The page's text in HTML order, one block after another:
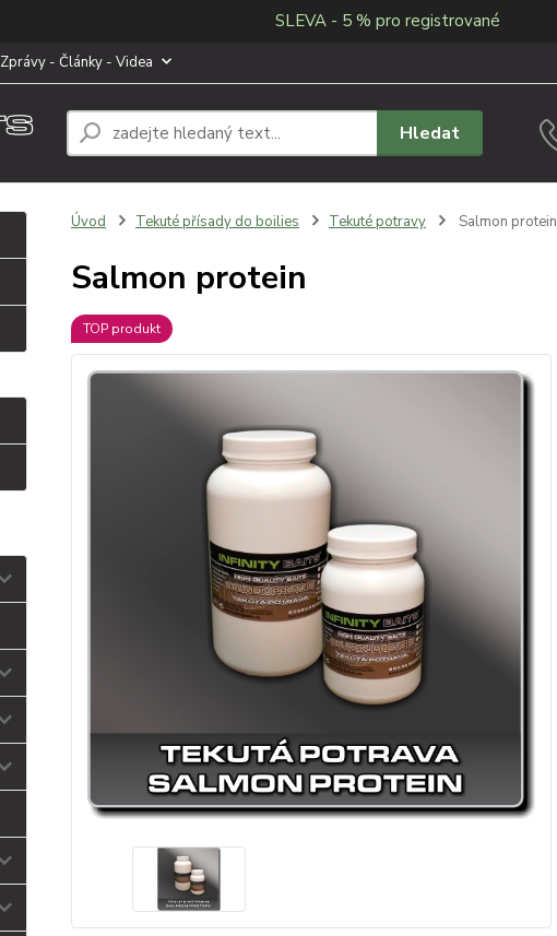
SLEVA - 5 % pro registrované
Zprávy - Články - Videa
Hledat
Úvod Tekuté přísady do boilies Tekuté potravy Salmon protein
Salmon protein
TOP produkt